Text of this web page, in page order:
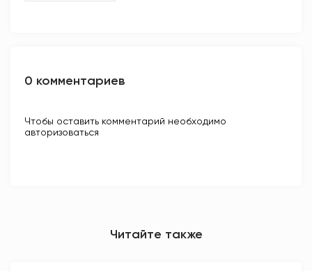
0 комментариев
Чтобы оставить комментарий необходимо
авторизоваться
Читайте также